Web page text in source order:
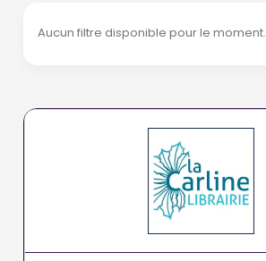
Aucun filtre disponible pour le moment.